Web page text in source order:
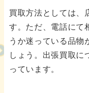
買取方法としては、
す。ただ、電話にて
うか迷っている品物
しょう。出張買取に
っています。